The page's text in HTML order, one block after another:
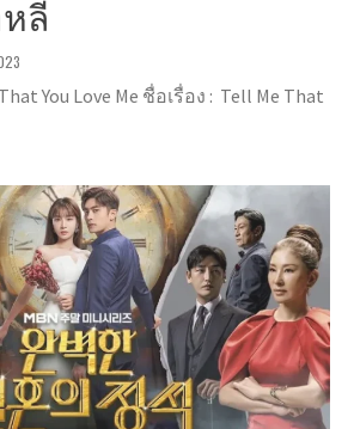
ลี
You Love Me ชื่อเรื่อง : Tell Me That